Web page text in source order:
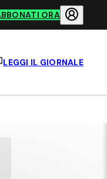
ORA
LEGGI IL GIORNALE